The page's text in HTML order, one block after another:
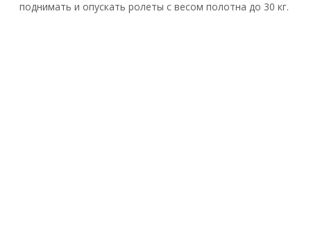
поднимать и опускать ролеты с весом полотна до 30 кг.